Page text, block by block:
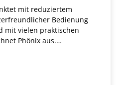
mit reduziertem
Bedienung
mit vielen praktischen
Phönix aus.…